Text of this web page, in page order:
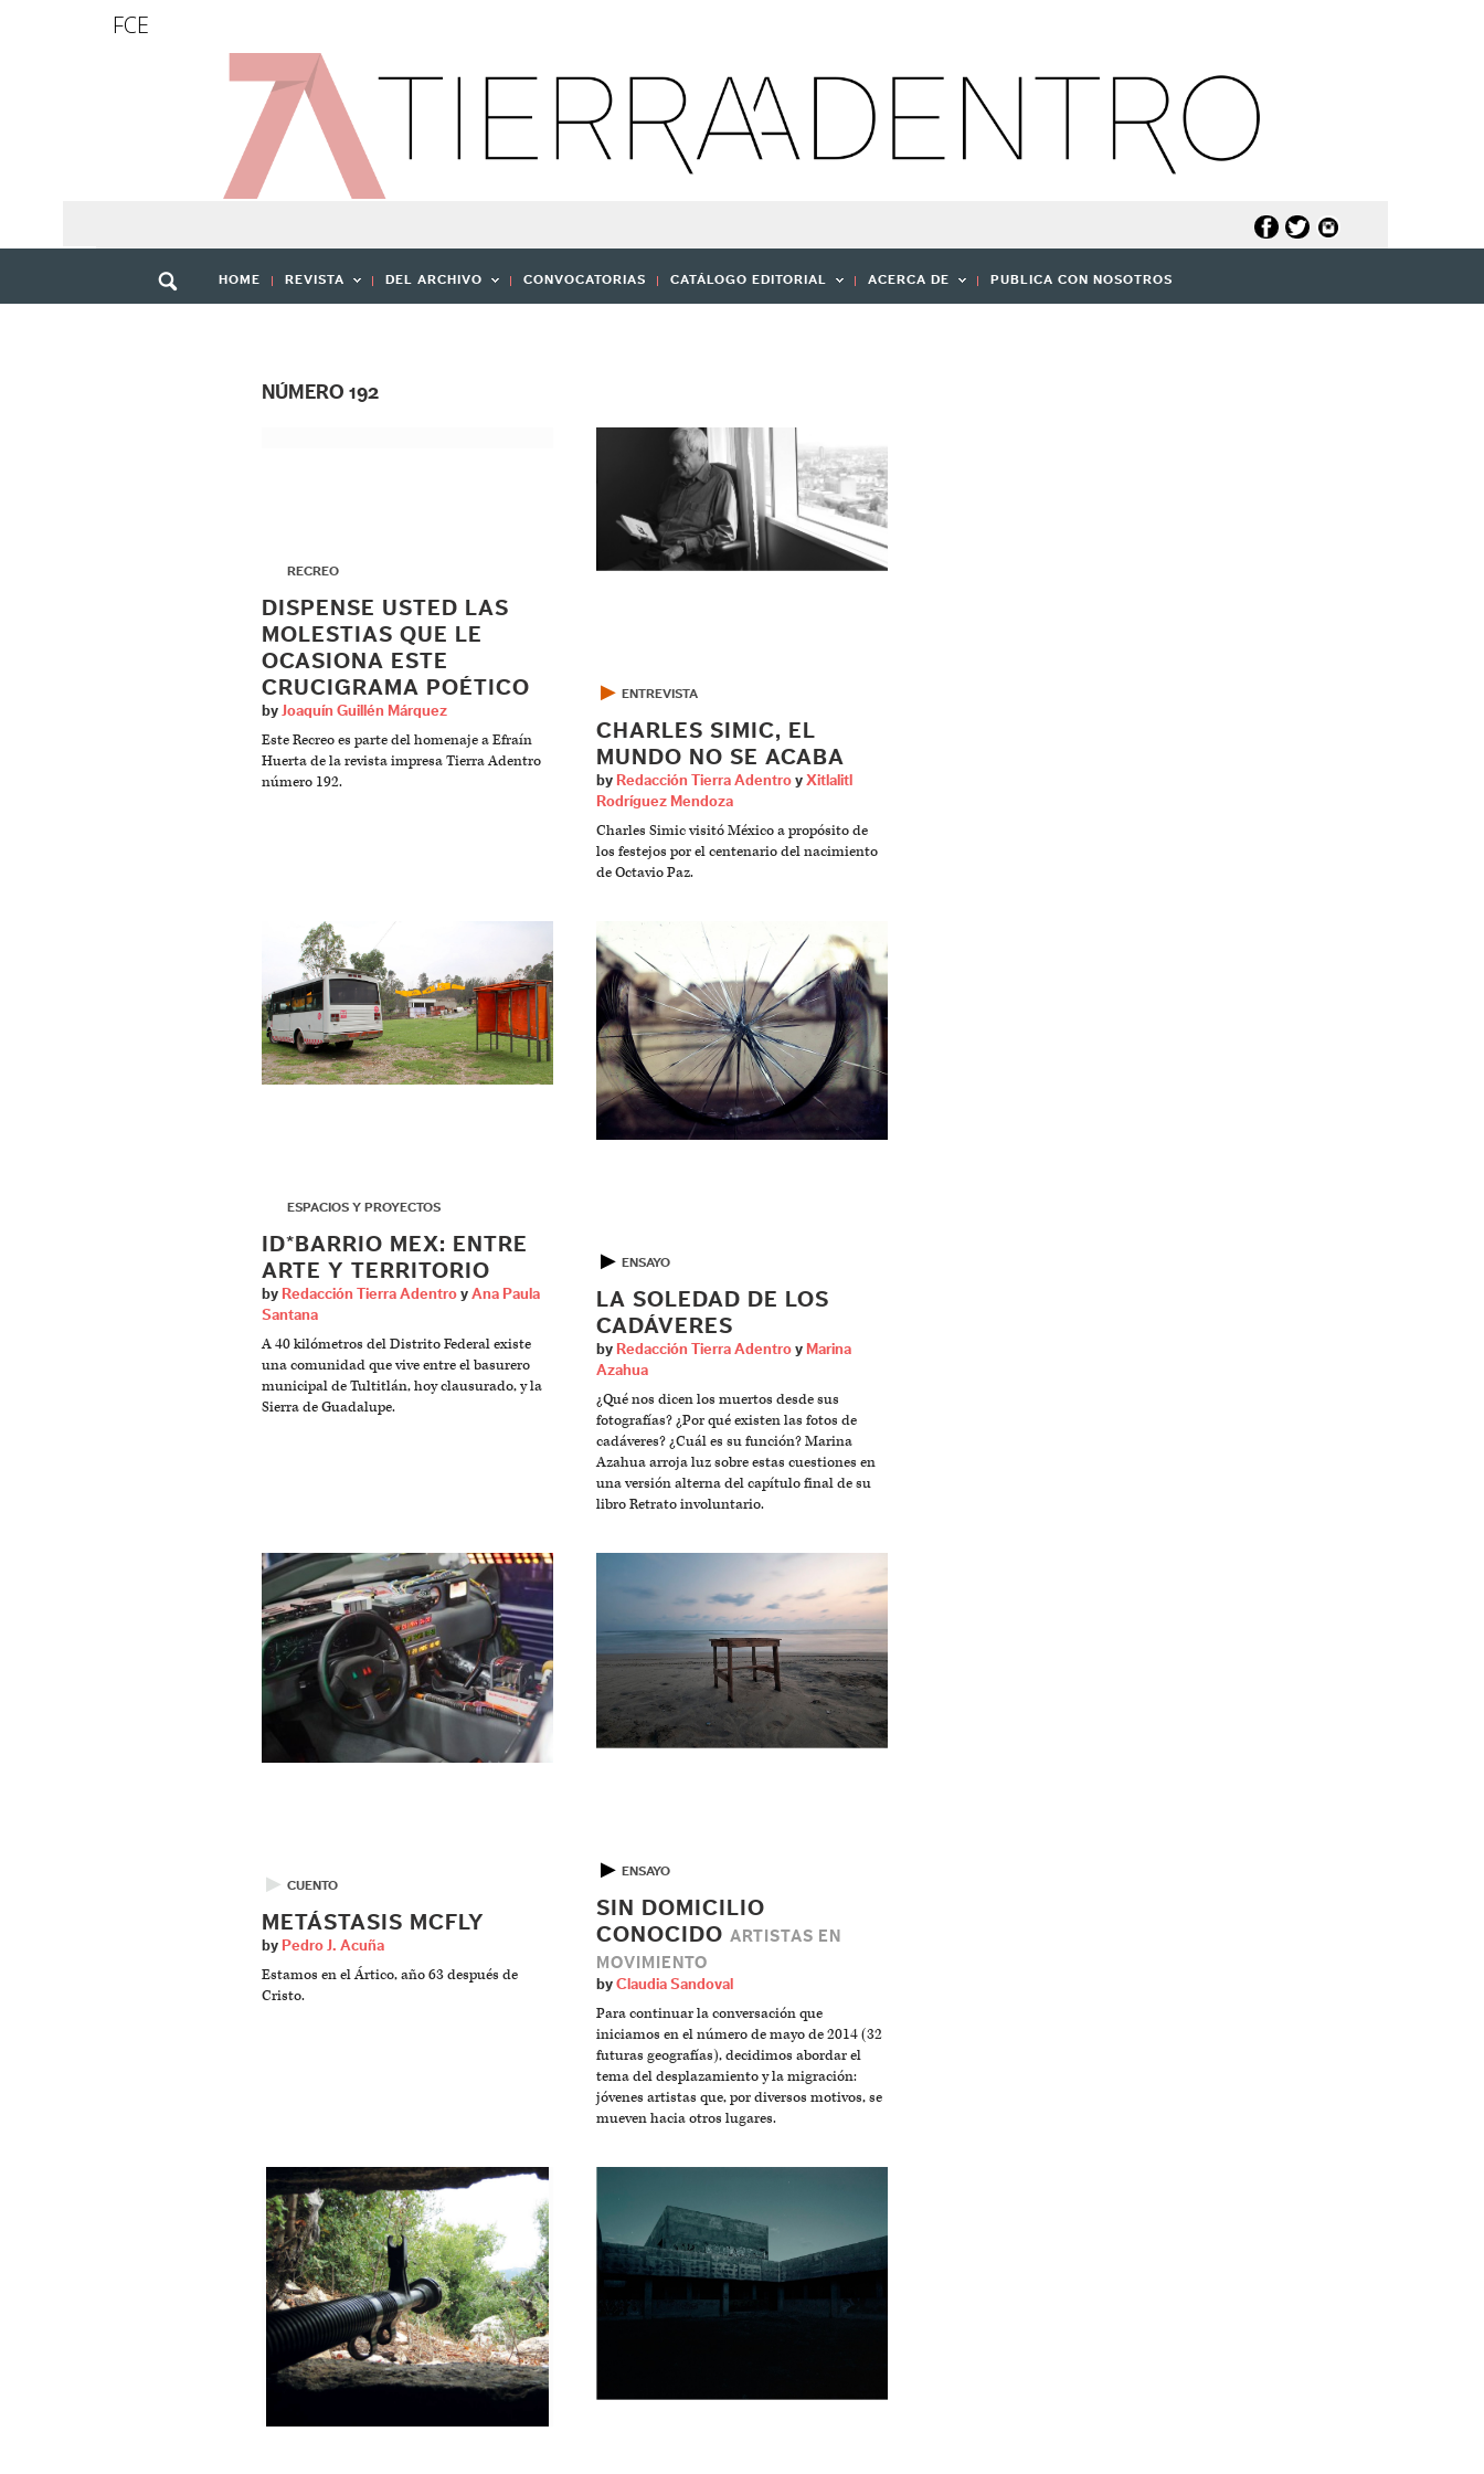
FCE
HOME REVISTA DEL ARCHIVO CONVOCATORIAS CATÁLOGO EDITORIAL ACERCA DE PUBLICA CON NOSOTROS
NÚMERO 192
RECREO
DISPENSE USTED LAS
MOLESTIAS QUE LE
OCASIONA ESTE
CRUCIGRAMA POÉTICO
by Joaquín Guillén Márquez
Este Recreo es parte del homenaje a Efraín
Huerta de la revista impresa Tierra Adentro
número 192.
▶ ENTREVISTA
CHARLES SIMIC, EL
MUNDO NO SE ACABA
by Redacción Tierra Adentroy Xitlalitl
Rodríguez Mendoza
Charles Simic visitó México a propósito de
los festejos por el centenario del nacimiento
de Octavio Paz.
ESPACIOS Y PROYECTOS
ID*BARRIO MEX: ENTRE
ARTE Y TERRITORIO
by Redacción Tierra Adentro y Ana Paula
Santana
A 40 kilómetros del Distrito Federal existe
una comunidad que vive entre el basurero
municipal de Tultitlán, hoy clausurado, y la
Sierra de Guadalupe.
▶ ENSAYO
LA SOLEDAD DE LOS
CADÁVERES
by Redacción Tierra Adentroy Marina
Azahua
¿Qué nos dicen los muertos desde sus
fotografías? ¿Por qué existen las fotos de
cadáveres? ¿Cuál es su función? Marina
Azahua arroja luz sobre estas cuestiones en
una versión alterna del capítulo final de su
libro Retrato involuntario.
▶ CUENTO
METÁSTASIS MCFLY
by Pedro J. Acuña
Estamos en el Ártico, año 63 después de
Cristo.
▶ ENSAYO
SIN DOMICILIO
CONOCIDO ARTISTAS EN
MOVIMIENTO
by Claudia Sandoval
Para continuar la conversación que
iniciamos en el número de mayo de 2014 (32
futuras geografías), decidimos abordar el
tema del desplazamiento y la migración:
jóvenes artistas que, por diversos motivos, se
mueven hacia otros lugares.